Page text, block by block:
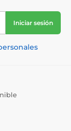
Iniciar sesión